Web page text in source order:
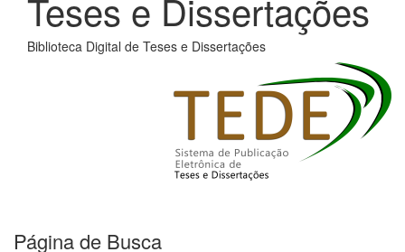
Teses e Dissertações
Biblioteca Digital de Teses e Dissertações
Página de Busca